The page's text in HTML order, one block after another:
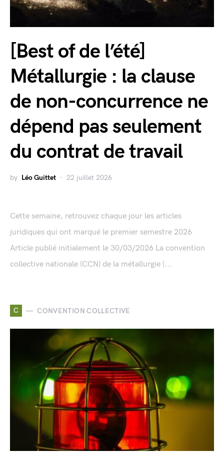
[Best of de l’été]
Métallurgie : la clause
de non-concurrence ne
dépend pas seulement
du contrat de travail
by Léo Guittet 22 juillet 2026
Cette semaine, retrouvez chaque jour les articles
juridiques qui ont marqué le premier semestre 2026
Article publié initialement le 30/03/2026 La convention
collective nationale (CCN) de la métallurgie (...
C CONVENTION COLLECTIVE